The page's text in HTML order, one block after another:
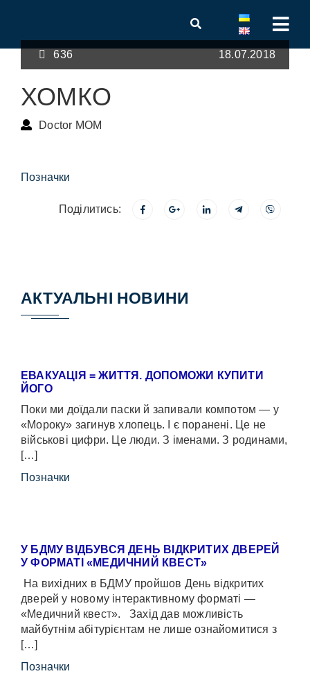
636 18.07.2018
ХОМКО
Doctor MOM
Позначки
Поділитись:
АКТУАЛЬНІ НОВИНИ
ЕВАКУАЦІЯ = ЖИТТЯ. ДОПОМОЖИ КУПИТИ
ЙОГО
Поки ми доїдали паски й запивали компотом — у
«Мороку» загинув хлопець. І є поранені. Це не
військові цифри. Це люди. З іменами. З родинами,
[…]
Позначки
У БДМУ ВІДБУВСЯ ДЕНЬ ВІДКРИТИХ ДВЕРЕЙ
У ФОРМАТІ «МЕДИЧНИЙ КВЕСТ»
На вихідних в БДМУ пройшов День відкритих
дверей у новому інтерактивному форматі —
«Медичний квест». Захід дав можливість
майбутнім абітурієнтам не лише ознайомитися з
[…]
Позначки